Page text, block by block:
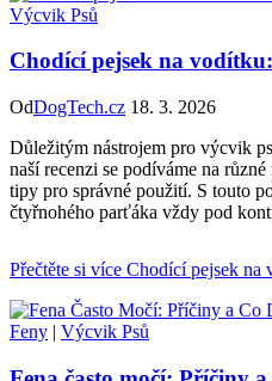
Výcvik Psů
Chodící pejsek na
OdDogTech.cz 18. 3. 2026
Důležitým nástrojem pro výcvik
naší recenzi se podíváme na
tipy pro správné použití. S touto
čtyřnohého parťáka vždy pod
Přečtěte si více Chodící pejsek na
Feny | Výcvik Psů